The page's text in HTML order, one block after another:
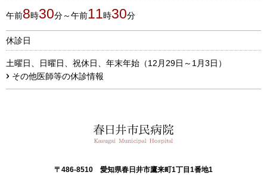
午前8時30分～午前11時30分
休診日
土曜日、日曜日、祝休日、年末年始（12月29日～1月3日）
その他医師等の休診情報
春日井市民病院
〒486-8510 愛知県春日井市鷹来町1丁目1番地1